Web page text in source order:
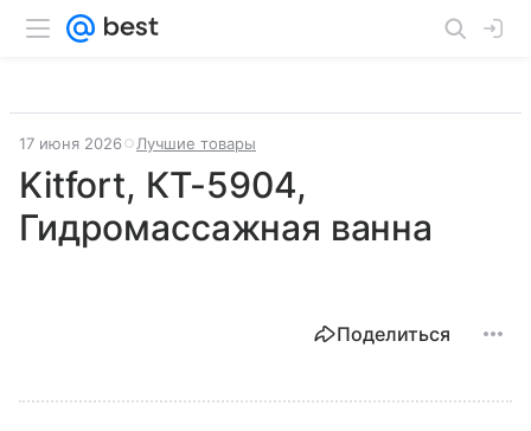
17 июня 2026 Лучшие товары
Kitfort, КТ-5904,
Гидромассажная ванна
Поделиться